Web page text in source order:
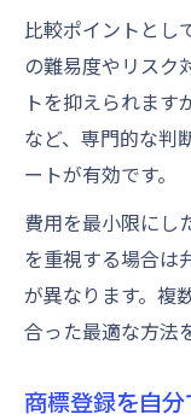
比較ポイントとし
の難易度やリスク
トを抑えられま
など、専門的な判
ートが有効です。
費用を最小限にし
を重視する場合は
が異なります。複
合った最適な方法
商標登録を自